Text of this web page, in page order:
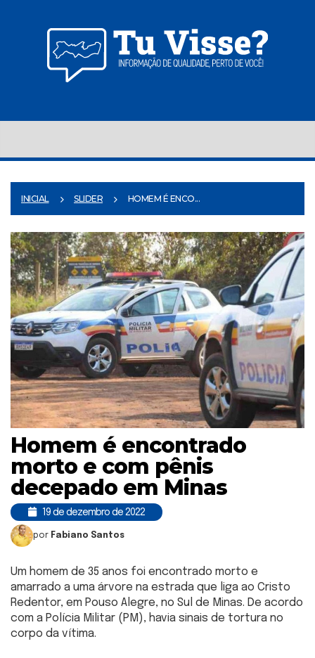
INICIAL SLIDER HOMEM É ENCO...
Homem é encontrado
morto e com pênis
decepado em Minas
19 de dezembro de 2022
por Fabiano Santos
Um homem de 35 anos foi encontrado morto e
amarrado a uma árvore na estrada que liga ao Cristo
Redentor, em Pouso Alegre, no Sul de Minas. De acordo
com a Polícia Militar (PM), havia sinais de tortura no
corpo da vítima.